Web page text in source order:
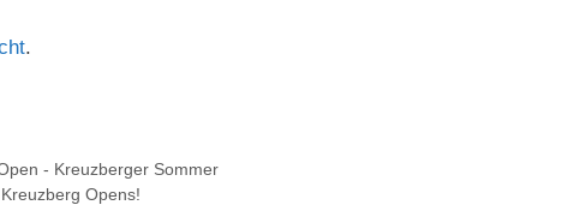
.
- Kreuzberger Sommer
Opens!